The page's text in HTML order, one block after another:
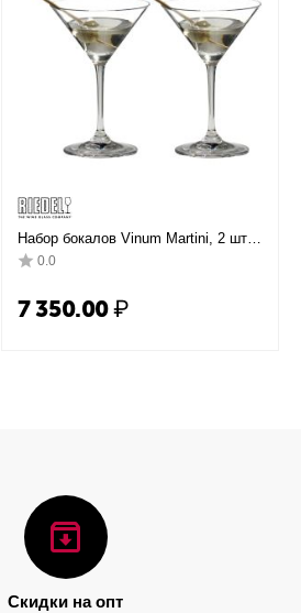
Набор бокалов Vinum Martini, 2 шт.,
130 мл, 6416/77, Riedel
0.0
7 350.00₽
Скидки на опт